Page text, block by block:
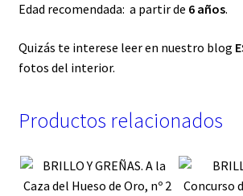
Edad recomendada: a partir de 6 años.
Quizás te interese leer en nuestro blog
fotos del interior.
Productos relacionados